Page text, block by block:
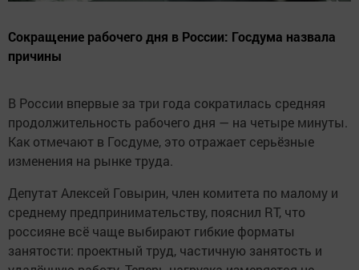
Сокращение рабочего дня в России: Госдума назвала
причины
В России впервые за три года сократилась средняя
продолжительность рабочего дня — на четыре минуты.
Как отмечают в Госдуме, это отражает серьёзные
изменения на рынке труда.
Депутат Алексей Говырин, член комитета по малому и
среднему предпринимательству, пояснил RT, что
россияне всё чаще выбирают гибкие форматы
занятости: проектный труд, частичную занятость и